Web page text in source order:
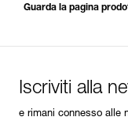
Guarda la pagina
Iscriviti alla
e rimani connesso alle